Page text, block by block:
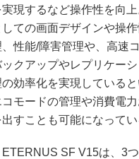
実現するなど操作性を向
しての画面デザインや操
、性能/障害管理や、高速
ックアップやレプリケー
効率化を実現していると
コモードの管理や消費電
出すことも可能になってい
SF V15は、3